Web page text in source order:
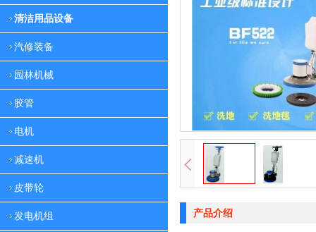
清洁用品设备
汽修装备
园林机械
胶管
电机
减速机
皮带轮
发电机组 产品介绍